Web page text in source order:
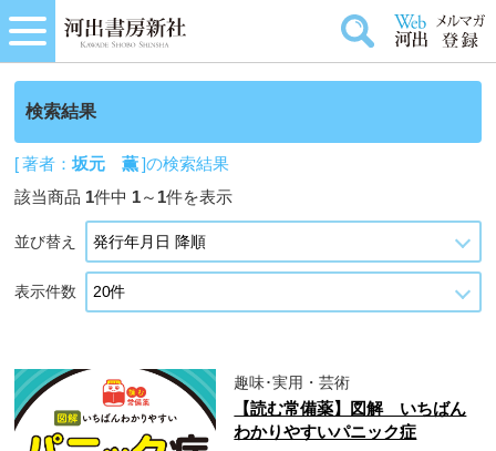
検索結果
[ 著者：坂元 薫]の検索結果
該当商品 1件中 1～ 1件を表示
並び替え
表示件数
趣味･実用・芸術
【読む常備薬】図解 いちばん
わかりやすいパニック症